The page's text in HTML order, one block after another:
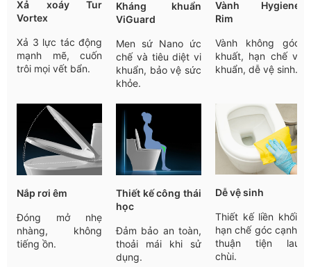
Xả xoáy Tur
Vortex
Xả 3 lực tác động
mạnh mẽ, cuốn
trôi mọi vết bẩn.
Kháng khuẩn
ViGuard
Men sứ Nano ức
chế và tiêu diệt vi
khuẩn, bảo vệ sức
khỏe.
Vành Hygiene
Rim
Vành không góc
khuất, hạn chế vi
khuẩn, dễ vệ sinh.
Nắp rơi êm
Đóng mở nhẹ
nhàng, không
tiếng ồn.
Thiết kế công thái
học
Đảm bảo an toàn,
thoải mái khi sử
dụng.
Dễ vệ sinh
Thiết kế liền khối,
hạn chế góc cạnh,
thuận tiện lau
chùi.